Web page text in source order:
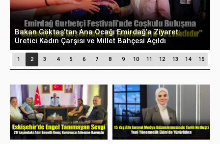
Bakan Göktaş Duyurdu: 2026’da Doğal Gaz
Desteği Toplam 1 Milyar TL’yi Aştı
1 2 3 4 5 6 7 8 9 10 11 12 13 14 15